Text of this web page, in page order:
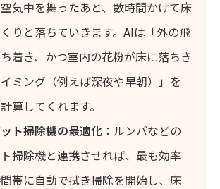
気中を舞ったあと、数時間かけて床
りと落ちていきます。AIは「外の飛
着き、かつ室内の花粉が床に落ちき
ミング（例えば深夜や早朝）」を
算してくれます。
ット掃除機の最適化：ルンバなどの
掃除機と連携させれば、最も効率
帯に自動で拭き掃除を開始し、床